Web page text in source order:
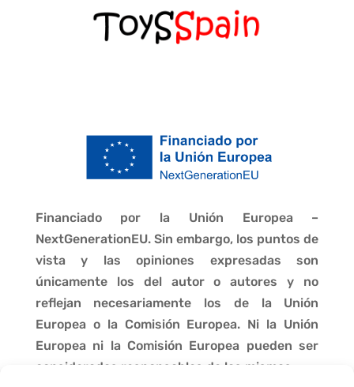
Financiado por la Unión Europea –
NextGenerationEU. Sin embargo, los puntos de
vista y las opiniones expresadas son
únicamente los del autor o autores y no
reflejan necesariamente los de la Unión
Europea o la Comisión Europea. Ni la Unión
Europea ni la Comisión Europea pueden ser
consideradas responsables de las mismas.